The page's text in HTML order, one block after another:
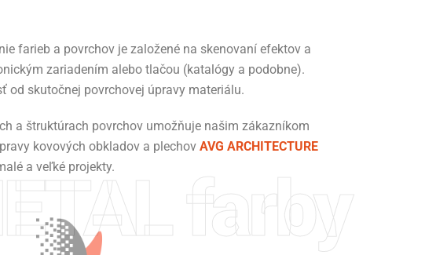
farieb a povrchov je založené na skenovaní efektov a
zariadením alebo tlačou (katalógy a podobne).
od skutočnej povrchovej úpravy materiálu.
a štruktúrach povrchov umožňuje našim zákazníkom
kovových obkladov a plechov AVG ARCHITECTURE
a veľké projekty. farby